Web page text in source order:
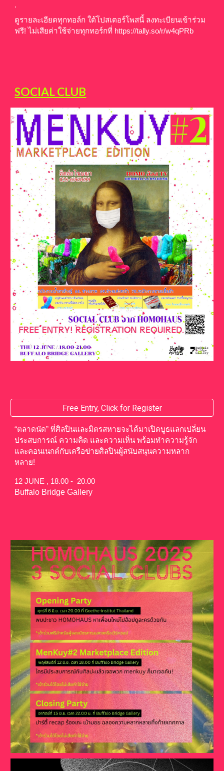
.
ดูรายละเอียดทุกทอล์ก ใต้โปสเตอร์โพสนี้ ลงทะเบียนเข้าร่วม
ฟรี! ไม่เสียค่าใช้จ่ายทุกทอร์กที่ https://tally.so/r/w4qPRb
SOCIAL CLUB
Free Entry, Click for Register
“ตลาดนัด” ที่ศิลปินและมิตรสหายจะได้มาเปิดบูธแลกเปลี่ยน
ประสบการณ์ ความคิด และความเห็น พร้อมทำความรู้จัก
และคอนเนกต์กับเครือข่ายศิลปินผู้สนับสนุนความหลาก
หลาย!
12 JUNE , 18.00 - 20.00
Buffalo Bridge Gallery